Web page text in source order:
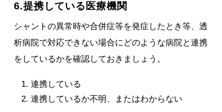
6.提携している医療機関
シャントの異常時や合併症等を発症したとき等、透
析病院で対応できない場合にどのような病院と連携
をしているかを確認しておきましょう。
連携している
連携しているか不明、またはわからない